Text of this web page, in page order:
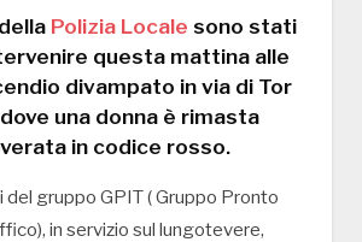
Polizia Locale sono stati
questa mattina alle
divampato in via di Tor
una donna è rimasta
in codice rosso.
del gruppo GPIT ( Gruppo Pronto
in servizio sul lungotevere,